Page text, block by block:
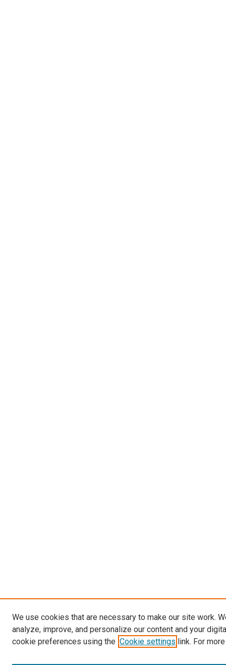
We use cookies that are necessary to make our site work.
analyze, improve, and personalize our content and your
cookie preferences using the Cookie settings link. For